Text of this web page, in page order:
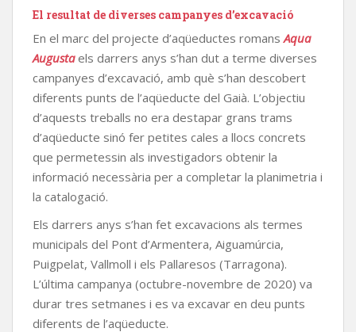
El resultat de diverses campanyes d’excavació
En el marc del projecte d’aqüeductes romansAqua
Augustaels darrers anys s’han dut a terme diverses
campanyes d’excavació, amb què s’han descobert
diferents punts de l’aqüeducte del Gaià. L’objectiu
d’aquests treballs no era destapar grans trams
d’aqüeducte sinó fer petites cales a llocs concrets
que permetessin als investigadors obtenir la
informació necessària per a completar la planimetria i
la catalogació.
Els darrers anys s’han fet excavacions als termes
municipals del Pont d’Armentera, Aiguamúrcia,
Puigpelat, Vallmoll i els Pallaresos (Tarragona).
L’última campanya (octubre-novembre de 2020) va
durar tres setmanes i es va excavar en deu punts
diferents de l’aqüeducte.